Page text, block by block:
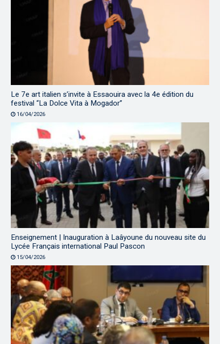
Le 7e art italien s’invite à Essaouira avec la 4e édition du
festival “La Dolce Vita à Mogador”
16/04/2026
Enseignement | Inauguration à Laâyoune du nouveau site du
Lycée Français international Paul Pascon
15/04/2026